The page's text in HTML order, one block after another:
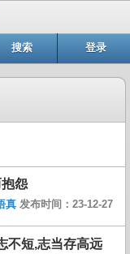
搜索 登录
怨
真 发布时间：23-12-27
不短,志当存高远